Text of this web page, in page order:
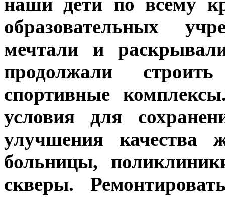
образовательных
мечтали и
продолжали
спортивные
условия для
улучшения качества
больницы,
скверы.